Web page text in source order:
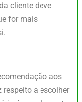
cliente deve
for mais
aos
respeito a escolher